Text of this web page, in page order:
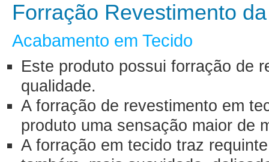
Forração Revestimento
Acabamento em Tecido
Este produto possui forração de
qualidade.
A forração de revestimento em
produto uma sensação maior de
A forração em tecido traz